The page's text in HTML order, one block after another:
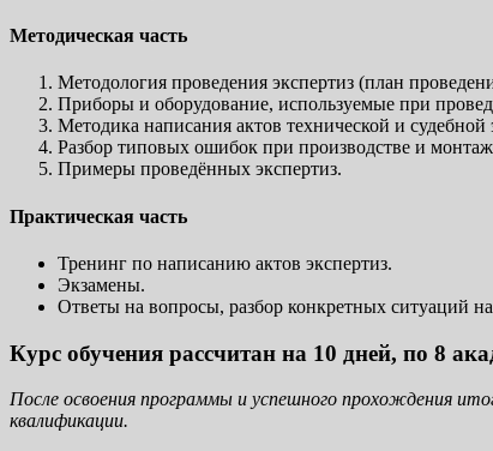
Методическая часть
Методология проведения экспертиз (план
Приборы и оборудование, используемые при
Методика написания актов технической и судебной
Разбор типовых ошибок при производстве и
Примеры проведённых экспертиз.
Практическая часть
Тренинг по написанию актов экспертиз.
Экзамены.
Ответы на вопросы, разбор конкретных ситуаций
Курс обучения рассчитан на 10 дней, по 8
После освоения программы и успешного прохождения
квалификации.